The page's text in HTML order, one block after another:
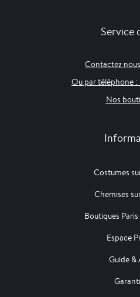
Service
Contactez
Ou par téléphone :
Nos
Costumes
Chemises
Boutiques
Espace
Guide &